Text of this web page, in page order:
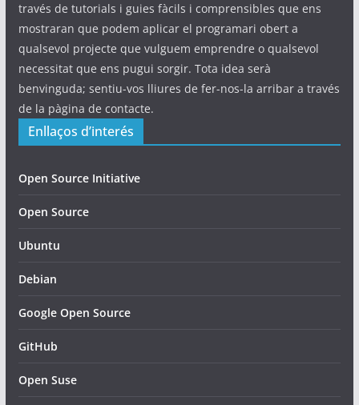
través de tutorials i guies fàcils i comprensibles que ens
mostraran que podem aplicar el programari obert a
qualsevol projecte que vulguem emprendre o qualsevol
necessitat que ens pugui sorgir. Tota idea serà
benvinguda; sentiu-vos lliures de fer-nos-la arribar a través
de la pàgina de contacte.
Enllaços d’interés
Open Source Initiative
Open Source
Ubuntu
Debian
Google Open Source
GitHub
Open Suse